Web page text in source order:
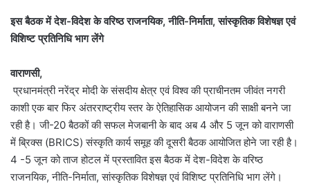
इस बैठक में देश-विदेश के वरिष्ठ राजनयिक, नीति-निर्माता, सांस्कृतिक विशेषज्ञ एवं
विशिष्ट प्रतिनिधि भाग लेंगे
वाराणसी,
प्रधानमंत्री नरेंद्र मोदी के संसदीय क्षेत्र एवं विश्व की प्राचीनतम जीवंत नगरी
काशी एक बार फिर अंतरराष्ट्रीय स्तर के ऐतिहासिक आयोजन की साक्षी बनने जा
रही है। जी-20 बैठकों की सफल मेजबानी के बाद अब 4 और 5 जून को वाराणसी
में ब्रिक्स (BRICS) संस्कृति कार्य समूह की दूसरी बैठक आयोजित होने जा रही है।
4 -5 जून को ताज होटल में प्रस्तावित इस बैठक में देश-विदेश के वरिष्ठ
राजनयिक, नीति-निर्माता, सांस्कृतिक विशेषज्ञ एवं विशिष्ट प्रतिनिधि भाग लेंगे।